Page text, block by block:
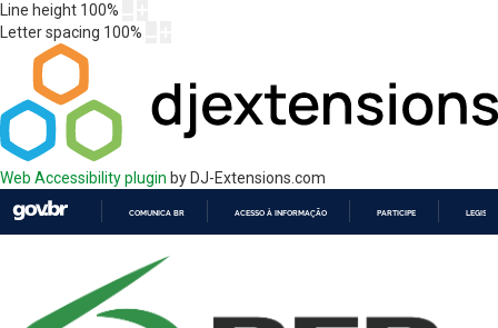
Line height 100%
Letter spacing 100%
Web Accessibility plugin by DJ-Extensions.com
COMUNICA BR ACESSO À INFORMAÇÃO PARTICIPE